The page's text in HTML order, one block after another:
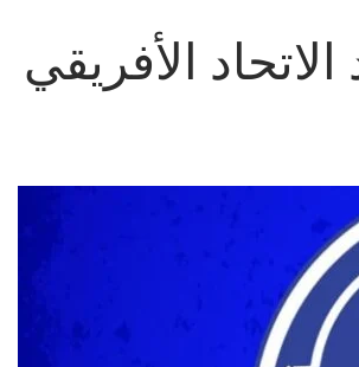
الأفريقي